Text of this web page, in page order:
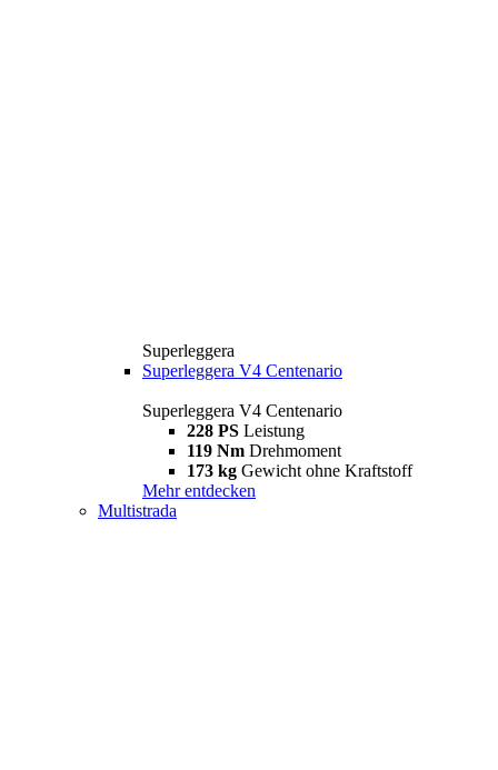
Superleggera
Superleggera V4 Centenario
Superleggera V4 Centenario
228 PS Leistung
119 Nm Drehmoment
173 kg Gewicht ohne Kraftstoff
Mehr entdecken
Multistrada